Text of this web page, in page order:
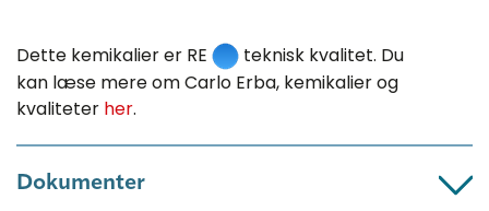
Dette kemikalier er RE
teknisk kvalitet. Du
kan læse mere om Carlo Erba, kemikalier og
kvaliteter her.
Dokumenter